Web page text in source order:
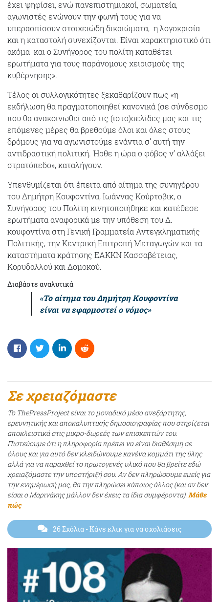
έχει ψηφίσει, ενώ πανεπιστημιακοί, σωματεία,
αγωνιστές ενώνουν την φωνή τους για να
υπερασπίσουν στοιχειώδη δικαιώματα, η λογοκρισία
και η καταστολή συνεχίζονται. Είναι χαρακτηριστικό ότι
ακόμα και ο Συνήγορος του πολίτη καταθέτει
ερωτήματα για τους παράνομους χειρισμούς της
κυβέρνησης».
Τέλος οι συλλογικότητες ξεκαθαρίζουν πως «η
εκδήλωση θα πραγματοποιηθεί κανονικά (σε σύνδεσμο
που θα ανακοινωθεί από τις (ιστο)σελίδες μας και τις
επόμενες μέρες θα βρεθούμε όλοι και όλες στους
δρόμους για να αγωνιστούμε ενάντια σ’ αυτή την
αντιδραστική πολιτική. Ήρθε η ώρα ο φόβος ν’ αλλάξει
στρατόπεδο», καταλήγουν.
Υπενθυμίζεται ότι έπειτα από αίτημα της συνηγόρου
του Δημήτρη Κουφοντίνα, Ιωάννας Κούρτοβικ, ο
Συνήγορος του Πολίτη κινητοποιήθηκε και κατέθεσε
ερωτήματα αναφορικά με την υπόθεση του Δ.
κουφοντίνα στη Γενική Γραμματεία Αντεγκληματικής
Πολιτικής, την Κεντρική Επιτροπή Μεταγωγών και τα
καταστήματα κράτησης ΕΑΚΚΝ Κασσαβέτειας,
Κορυδαλλού και Δομοκού.
Διαβάστε αναλυτικά
«Το αίτημα του Δημήτρη Κουφοντίνα
είναι να εφαρμοστεί ο νόμος»
Σε χρειαζόμαστε
Το ThePressProject είναι το μοναδικό μέσο ανεξάρτητης,
ερευνητικής και αποκαλυπτικής δημοσιογραφίας που στηρίζεται
αποκλειστικά στις μικρο-δωρεές των επισκεπτών του.
Πιστεύουμε ότι η πληροφορία πρέπει να είναι διαθέσιμη σε
όλους και για αυτό δεν κλειδώνουμε κανένα κομμάτι της ύλης
αλλά για να παραχθεί το πρωτογενές υλικό που θα βρείτε εδώ
χρειαζόμαστε την υποστήριξή σου. Αν δεν πληρώσουμε εμείς για
την ενημέρωσή μας, θα την πληρώσει κάποιος άλλος (και αν δεν
είσαι ο Μαρινάκης μάλλον δεν έχεις τα ίδια συμφέροντα). Μάθε
πώς
26 Σχόλια - Κάνε κλικ για να σχολιάσεις